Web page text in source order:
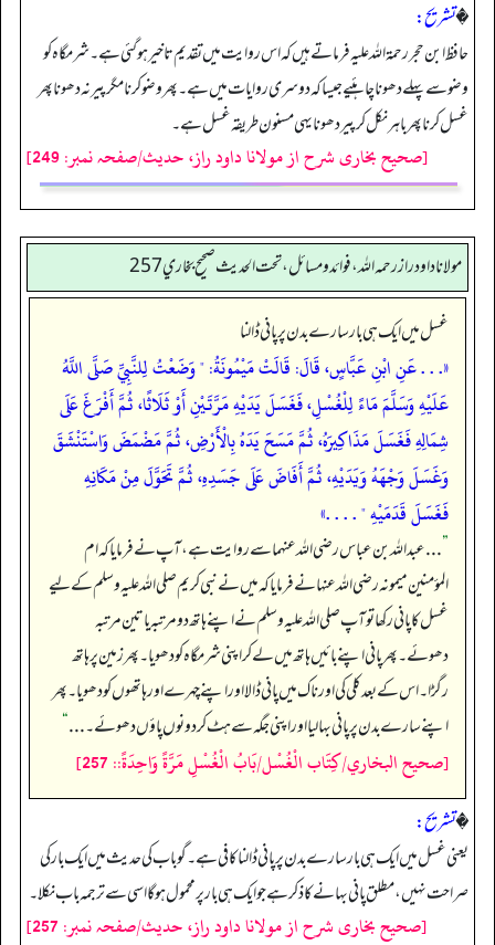
�تشریح:
حافظ ابن حجررحمۃ اللہ علیہ فرماتے ہیں کہ اس روایت میں تقدیم تاخیر ہو گئی ہے۔ شرمگاہ کو
وضو سے پہلے دھونا چاہئیے جیسا کہ دوسری روایات میں ہے۔ پھر وضو کرنا مگر پیر نہ دھونا پھر
غسل کرنا پھر باہر نکل کر پیر دھونا یہی مسنون طریقہ غسل ہے۔
[صحیح بخاری شرح از مولانا داود راز، حدیث/صفحہ نمبر: 249]
مولانا داود راز رحمه الله، فوائد و مسائل، تحت الحديث صحيح بخاري 257
غسل میں ایک ہی بار سارے بدن پر پانی ڈالنا
«. . . عَنِ ابْنِ عَبَّاسٍ، قَالَ: قَالَتْ مَيْمُونَةُ: " وَضَعْتُ لِلنَّبِيِّ صَلَّى اللَّهُ
عَلَيْهِ وَسَلَّمَ مَاءً لِلْغُسْلِ، فَغَسَلَ يَدَيْهِ مَرَّتَيْنِ أَوْ ثَلَاثًا، ثُمَّ أَفْرَغَ عَلَى
شِمَالِهِ فَغَسَلَ مَذَاكِيرَهُ، ثُمَّ مَسَحَ يَدَهُ بِالْأَرْضِ، ثُمَّ مَضْمَضَ وَاسْتَنْشَقَ
وَغَسَلَ وَجْهَهُ وَيَدَيْهِ، ثُمَّ أَفَاضَ عَلَى جَسَدِهِ، ثُمَّ تَحَوَّلَ مِنْ مَكَانِهِ
فَغَسَلَ قَدَمَيْهِ " . . . .»
”. . . عبداللہ بن عباس رضی اللہ عنہما سے روایت ہے، آپ نے فرمایا کہ ام
المؤمنین میمونہ رضی اللہ عنہا نے فرمایا کہ میں نے نبی کریم صلی اللہ علیہ وسلم کے لیے
غسل کا پانی رکھا تو آپ صلی اللہ علیہ وسلم نے اپنے ہاتھ دو مرتبہ یا تین مرتبہ
دھوئے۔ پھر پانی اپنے بائیں ہاتھ میں لے کر اپنی شرمگاہ کو دھویا۔ پھر زمین پر ہاتھ
رگڑا۔ اس کے بعد کلی کی اور ناک میں پانی ڈالا اور اپنے چہرے اور ہاتھوں کو دھویا۔ پھر
اپنے سارے بدن پر پانی بہا لیا اور اپنی جگہ سے ہٹ کر دونوں پاؤں دھوئے۔ . . .“
[صحيح البخاري/كِتَاب الْغُسْل/بَابُ الْغُسْلِ مَرَّةً وَاحِدَةً:: 257]
�تشریح:
یعنی غسل میں ایک ہی بار سارے بدن پر پانی ڈالنا کافی ہے۔ گو باب کی حدیث میں ایک بار کی
صراحت نہیں، مطلق پانی بہانے کا ذکر ہے جو ایک ہی بار پر محمول ہو گا اسی سے ترجمہ باب نکلا۔
[صحیح بخاری شرح از مولانا داود راز، حدیث/صفحہ نمبر: 257]